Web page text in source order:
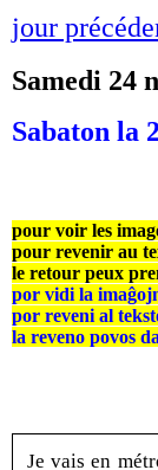
jour
Samedi 24
Sabaton la
pour voir les
pour revenir au
le retour peux
por vidi la
por reveni al
la reveno povos
Je vais en